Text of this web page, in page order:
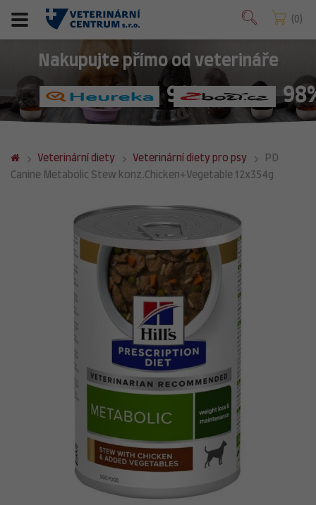
0
Nakupujte přímo od veterináře
98%
Veterinární diety Veterinární diety pro psy
PD
Canine Metabolic Stew konz.Chicken+Vegetable 12x354g